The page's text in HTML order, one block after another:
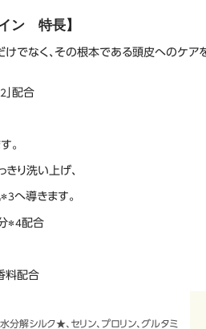
ン 特長】
でなく、その根本である頭皮へのケ
」配合
。
り洗い上げ、
＊3へ導きます。
＊4配合
料配合
分解シルク★、セリン、プロリン、グルタミ